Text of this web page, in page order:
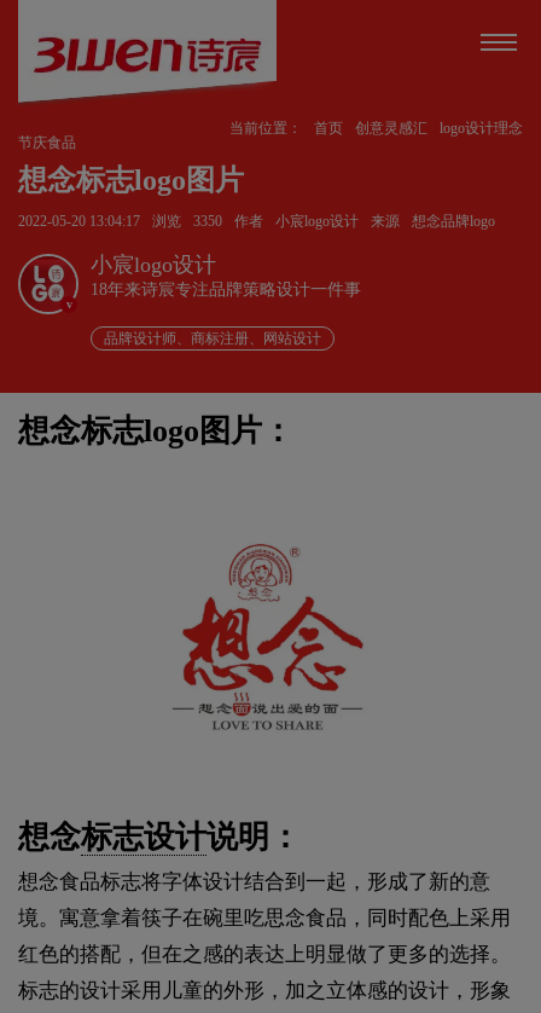
当前位置： 首页 创意灵感汇
logo设计理念
节庆食品
想念标志logo图片
2022-05-20 13:04:17 浏览 3350 作者 小宸logo设计 来源 想念品牌logo
v
小宸logo设计
18年来诗宸专注品牌策略设计一件事
品牌设计师、商标注册、网站设计
想念标志logo图片：
想念标志设计说明：
想念食品标志将字体设计结合到一起，形成了新的意
境。寓意拿着筷子在碗里吃思念食品，同时配色上采用
红色的搭配，但在之感的表达上明显做了更多的选择。
标志的设计采用儿童的外形，加之立体感的设计，形象